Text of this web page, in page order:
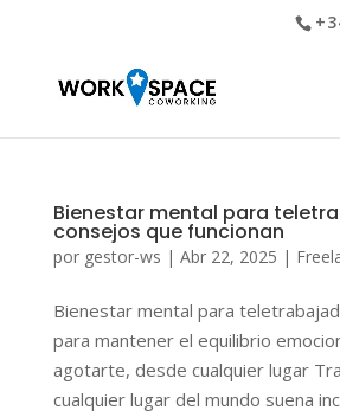
Bienestar mental para
consejos que funcionan
por gestor-ws | Abr 22, 2025 |
Bienestar mental para
para mantener el equilibrio
agotarte, desde cualquier lugar
cualquier lugar del mundo suena